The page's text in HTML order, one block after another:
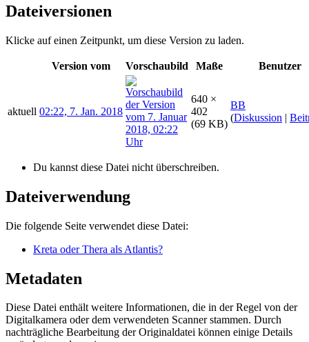
Dateiversionen
Klicke auf einen Zeitpunkt, um diese Version zu laden.
Version vom Vorschaubild Maße Benutzer
aktuell 02:22, 7. Jan. 2018
640 ×
402
(69 KB)
BB
(Diskussion |
Du kannst diese Datei nicht überschreiben.
Dateiverwendung
Die folgende Seite verwendet diese Datei:
Kreta oder Thera als Atlantis?
Metadaten
Diese Datei enthält weitere Informationen, die in der Regel von der
Digitalkamera oder dem verwendeten Scanner stammen. Durch
nachträgliche Bearbeitung der Originaldatei können einige Details